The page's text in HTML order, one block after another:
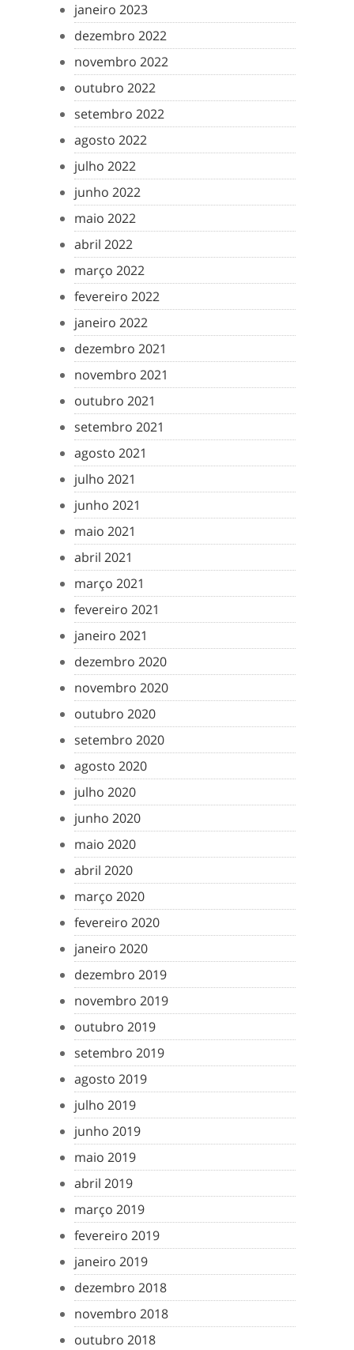
janeiro 2023
dezembro 2022
novembro 2022
outubro 2022
setembro 2022
agosto 2022
julho 2022
junho 2022
maio 2022
abril 2022
março 2022
fevereiro 2022
janeiro 2022
dezembro 2021
novembro 2021
outubro 2021
setembro 2021
agosto 2021
julho 2021
junho 2021
maio 2021
abril 2021
março 2021
fevereiro 2021
janeiro 2021
dezembro 2020
novembro 2020
outubro 2020
setembro 2020
agosto 2020
julho 2020
junho 2020
maio 2020
abril 2020
março 2020
fevereiro 2020
janeiro 2020
dezembro 2019
novembro 2019
outubro 2019
setembro 2019
agosto 2019
julho 2019
junho 2019
maio 2019
abril 2019
março 2019
fevereiro 2019
janeiro 2019
dezembro 2018
novembro 2018
outubro 2018